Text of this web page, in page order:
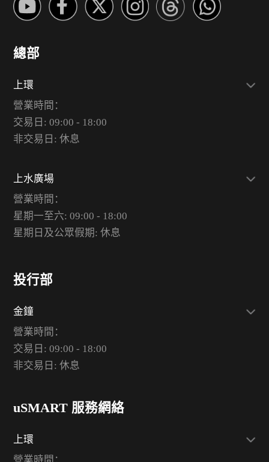
總部
上環
營業時間：
交易日: 09:00 - 18:00
非交易日: 休息
上水廣場
營業時間：
星期一至六: 09:00 - 18:00
星期日及公眾假期: 休息
投行部
金鐘
營業時間：
交易日: 09:00 - 18:00
非交易日: 休息
uSMART 服務網絡
上環